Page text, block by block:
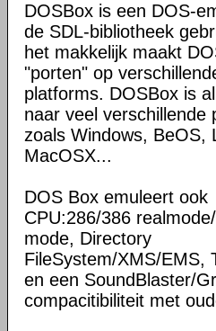
DOSBox is een DOS-
de SDL-bibliotheek
het makkelijk maakt
"porten" op
platforms. DOSBox is
naar veel verschillende
zoals Windows, BeOS,
MacOSX...
DOS Box emuleert ook
CPU:286/386
mode, Directory
FileSystem/XMS/EMS,
en een SoundBlaster/
compacitibiliteit met